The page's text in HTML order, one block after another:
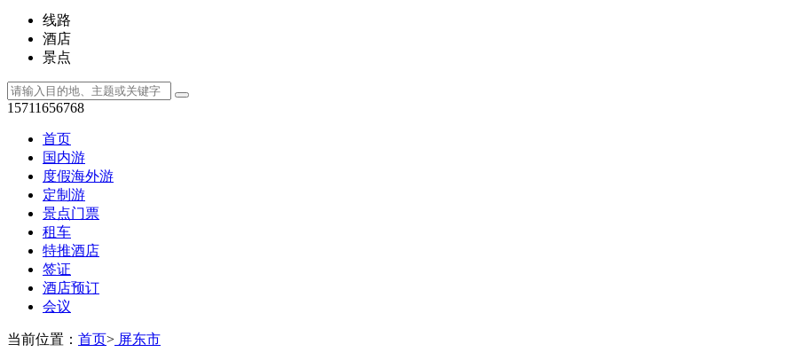
线路
酒店
景点
15711656768
首页
国内游
度假海外游
定制游
景点门票
租车
特推酒店
签证
酒店预订
会议
当前位置： 首页> 屏东市